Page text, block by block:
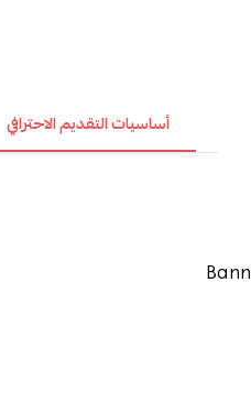
أساسيات التقديم الاحترافي